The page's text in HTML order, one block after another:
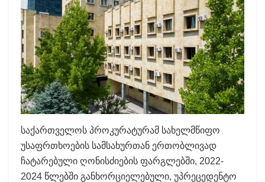
საქართველოს პროკურატურამ სახელმწიფო
უსაფრთხოების სამსახურთან ერთობლივად
ჩატარებული ღონისძიების ფარგლებში, 2022-
2024 წლებში განხორციელებული, უპრეცედენტო